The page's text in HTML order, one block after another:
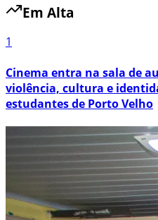
Em Alta
1
Cinema entra na sala de
violência, cultura e
estudantes de Porto Velho